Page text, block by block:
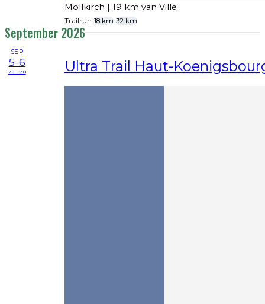
Mollkirch | 19 km van Villé
Trailrun 18 km 32 km
September 2026
SEP
5-6
za - zo Ultra Trail Haut-